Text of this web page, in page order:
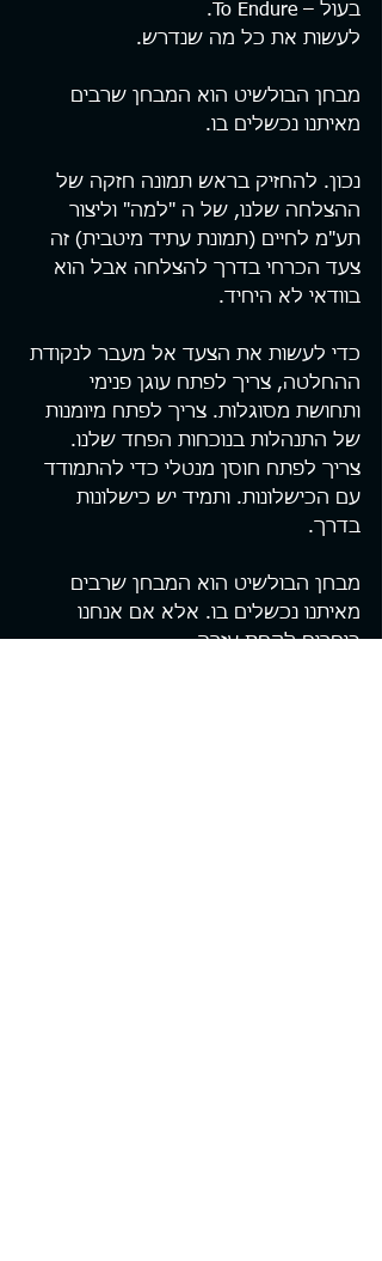
בעול – To Endure.
לעשות את כל מה שנדרש.
מבחן הבולשיט הוא המבחן שרבים
מאיתנו נכשלים בו.
נכון. להחזיק בראש תמונה חזקה של
ההצלחה שלנו, של ה "למה" וליצור
תע"מ לחיים (תמונת עתיד מיטבית) זה
צעד הכרחי בדרך להצלחה אבל הוא
בוודאי לא היחיד.
כדי לעשות את הצעד אל מעבר לנקודת
ההחלטה, צריך לפתח עוגן פנימי
ותחושת מסוגלות. צריך לפתח מיומנות
של התנהלות בנוכחות הפחד שלנו.
צריך לפתח חוסן מנטלי כדי להתמודד
עם הכישלונות. ותמיד יש כישלונות
בדרך.
מבחן הבולשיט הוא המבחן שרבים
מאיתנו נכשלים בו. אלא אם אנחנו
בוחרים לקחת עזרה.